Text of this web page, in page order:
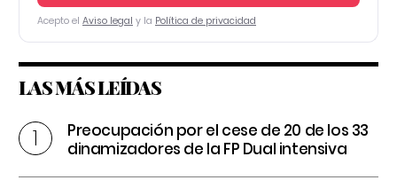
Acepto el Aviso legal y la Política de privacidad
LAS MÁS LEÍDAS
Preocupación por el cese de 20 de los 33
dinamizadores de la FP Dual intensiva